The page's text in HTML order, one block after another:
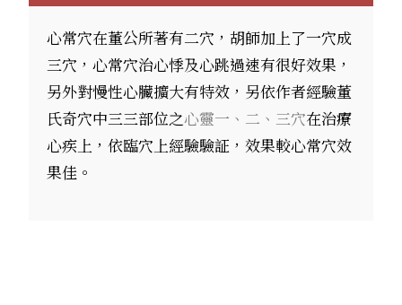
心常穴在董公所著有二穴，胡師加上了一穴成
三穴，心常穴治心悸及心跳過速有很好效果，
另外對慢性心臟擴大有特效，另依作者經驗董
氏奇穴中三三部位之心靈一、二、三穴在治療
心疾上，依臨穴上經驗驗証，效果較心常穴效
果佳。